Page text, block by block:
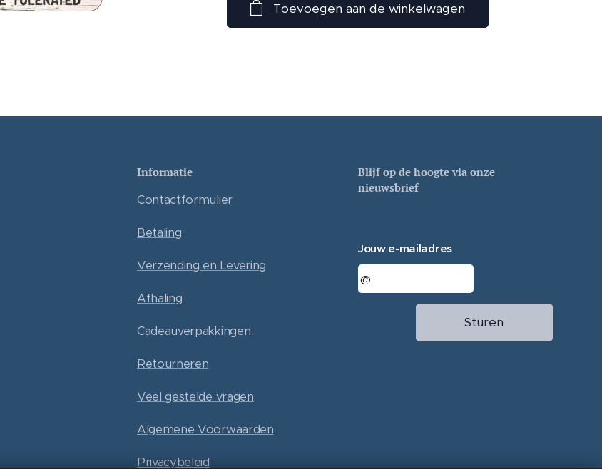
Toevoegen aan de winkelwagen
Informatie
Contactformulier
Betaling
Verzending en Levering
Afhaling
Cadeauverpakkingen
Retourneren
Veel gestelde vragen
Algemene Voorwaarden
Privacybeleid
Blijf op de hoogte via onze
nieuwsbrief
Jouw e-mailadres
Sturen